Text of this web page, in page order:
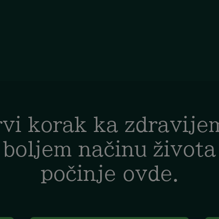
korak ka
boljem načinu života
počinje ovde.